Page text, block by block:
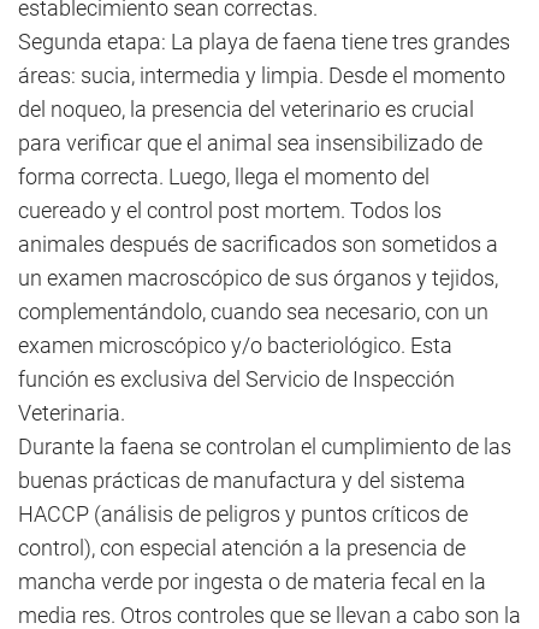
establecimiento sean correctas.
Segunda etapa: La playa de faena tiene tres grandes
áreas: sucia, intermedia y limpia. Desde el momento
del noqueo, la presencia del veterinario es crucial
para verificar que el animal sea insensibilizado de
forma correcta. Luego, llega el momento del
cuereado y el control post mortem. Todos los
animales después de sacrificados son sometidos a
un examen macroscópico de sus órganos y tejidos,
complementándolo, cuando sea necesario, con un
examen microscópico y/o bacteriológico. Esta
función es exclusiva del Servicio de Inspección
Veterinaria.
Durante la faena se controlan el cumplimiento de las
buenas prácticas de manufactura y del sistema
HACCP (análisis de peligros y puntos críticos de
control), con especial atención a la presencia de
mancha verde por ingesta o de materia fecal en la
media res. Otros controles que se llevan a cabo son la